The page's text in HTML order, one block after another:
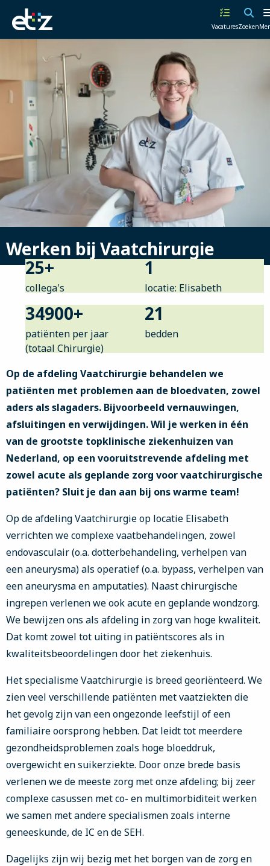
Werken
bij
ETZ
|
Elisabeth-
TweeSteden
Ziekenhuis
VacaturesZoeken
Werken bij Vaatchirurgie
25+
collega's
1
locatie: Elisabeth
34900+
patiënten per jaar
(totaal Chirurgie)
21
bedden
Op de afdeling Vaatchirurgie behandelen we
patiënten met problemen aan de bloedvaten, zowel
aders als slagaders. Bijvoorbeeld vernauwingen,
afsluitingen en verwijdingen. Wil je werken in één
van de grootste topklinische ziekenhuizen van
Nederland, op een vooruitstrevende afdeling met
zowel acute als geplande zorg voor vaatchirurgische
patiënten? Sluit je dan aan bij ons warme team!
Op de afdeling Vaatchirurgie op locatie Elisabeth
verrichten we complexe vaatbehandelingen, zowel
endovasculair (o.a. dotterbehandeling, verhelpen van
een aneurysma) als operatief (o.a. bypass, verhelpen van
een aneurysma en amputaties). Naast chirurgische
ingrepen verlenen we ook acute en geplande wondzorg.
We bewijzen ons als afdeling in zorg van hoge kwaliteit.
Dat komt zowel tot uiting in patiëntscores als in
kwaliteitsbeoordelingen door het ziekenhuis.
Het specialisme Vaatchirurgie is breed georiënteerd. We
zien veel verschillende patiënten met vaatziekten die
het gevolg zijn van een ongezonde leefstijl of een
familiaire oorsprong hebben. Dat leidt tot meerdere
gezondheidsproblemen zoals hoge bloeddruk,
overgewicht en suikerziekte. Door onze brede basis
verlenen we de meeste zorg met onze afdeling; bij zeer
complexe casussen met co- en multimorbiditeit werken
we samen met andere specialismen zoals interne
geneeskunde, de IC en de SEH.
Dagelijks zijn wij bezig met het borgen van de zorg en